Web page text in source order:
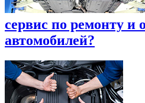
сервис по ремонту и
автомобилей?